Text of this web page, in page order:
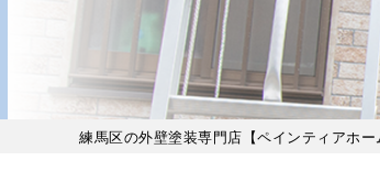
練馬区の外壁塗装専門店【ペインティアホー